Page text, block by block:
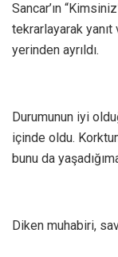
Sancar’ın
tekrarlayarak
yerinden ayrıldı.
Durumunun iyi
içinde oldu.
bunu da
Diken muhabiri,